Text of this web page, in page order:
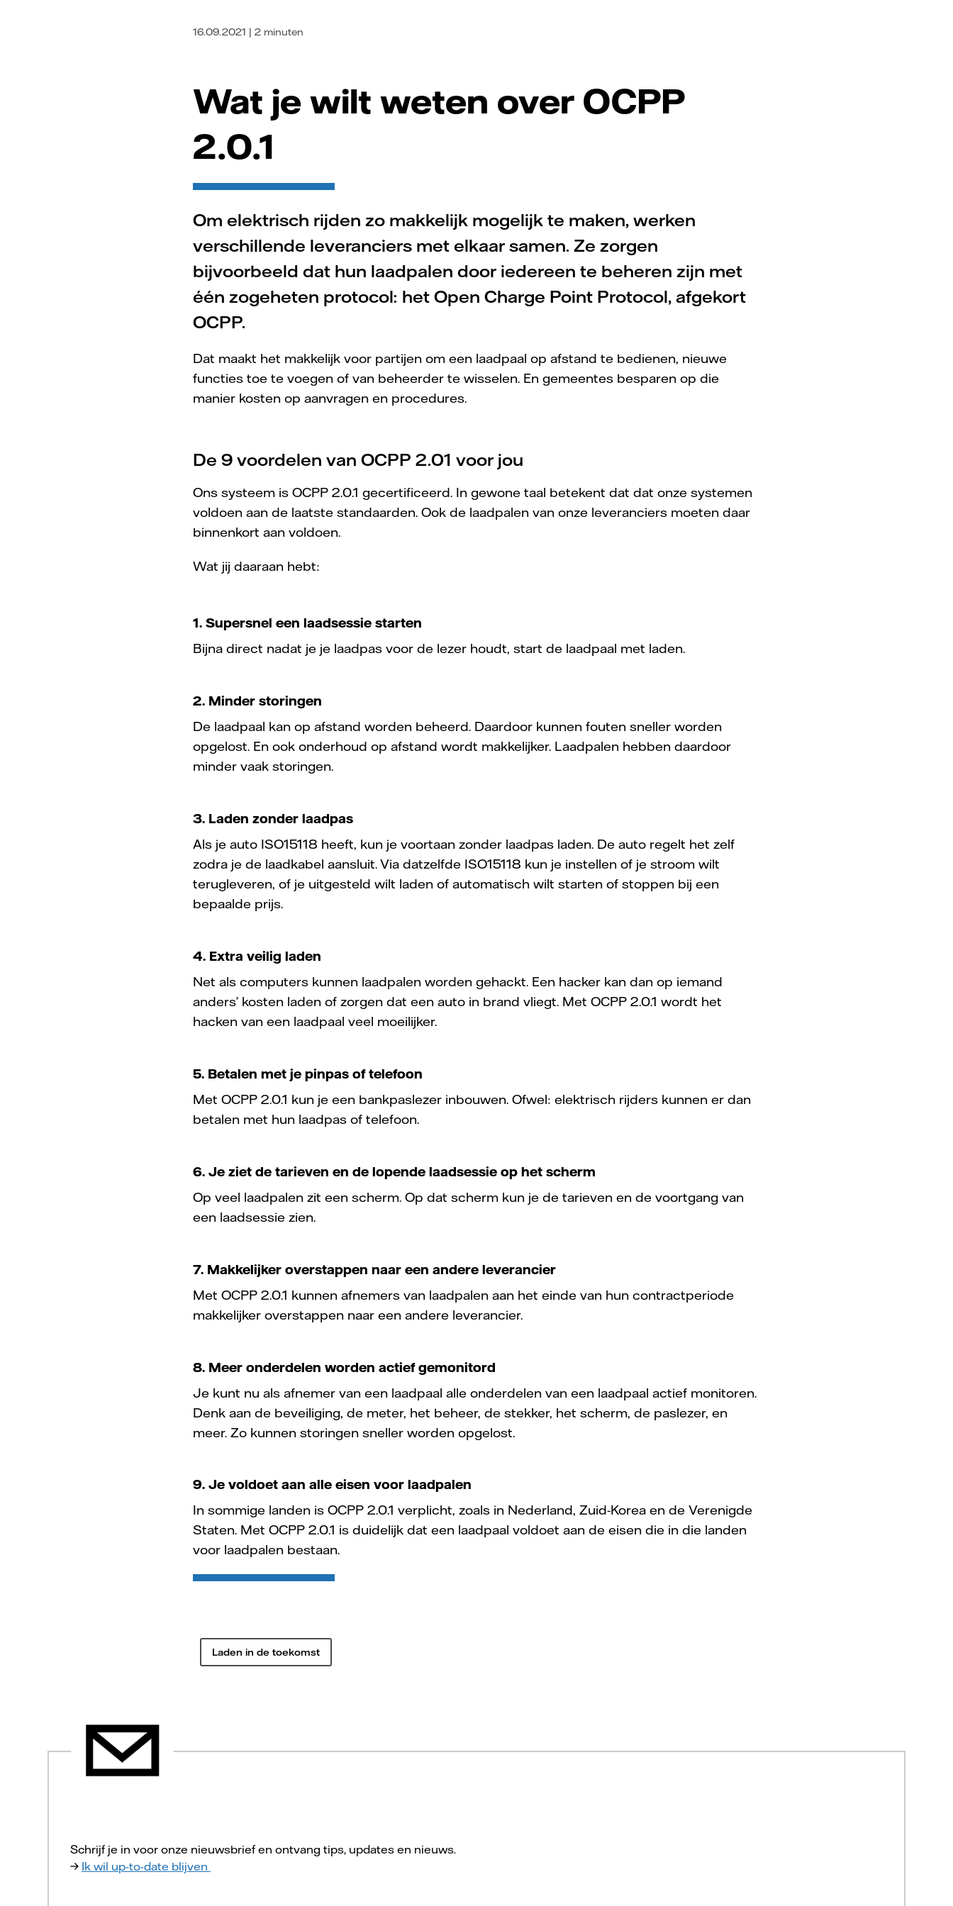
16.09.2021 | 2 minuten
Wat je wilt weten over OCPP
2.0.1
Om elektrisch rijden zo makkelijk mogelijk te maken, werken
verschillende leveranciers met elkaar samen. Ze zorgen
bijvoorbeeld dat hun laadpalen door iedereen te beheren zijn met
één zogeheten protocol: het Open Charge Point Protocol, afgekort
OCPP.
Dat maakt het makkelijk voor partijen om een laadpaal op afstand te bedienen, nieuwe
functies toe te voegen of van beheerder te wisselen. En gemeentes besparen op die
manier kosten op aanvragen en procedures.
De 9 voordelen van OCPP 2.01 voor jou
Ons systeem is OCPP 2.0.1 gecertificeerd. In gewone taal betekent dat dat onze systemen
voldoen aan de laatste standaarden. Ook de laadpalen van onze leveranciers moeten daar
binnenkort aan voldoen.
Wat jij daaraan hebt:
1. Supersnel een laadsessie starten
Bijna direct nadat je je laadpas voor de lezer houdt, start de laadpaal met laden.
2. Minder storingen
De laadpaal kan op afstand worden beheerd. Daardoor kunnen fouten sneller worden
opgelost. En ook onderhoud op afstand wordt makkelijker. Laadpalen hebben daardoor
minder vaak storingen.
3. Laden zonder laadpas
Als je auto ISO15118 heeft, kun je voortaan zonder laadpas laden. De auto regelt het zelf
zodra je de laadkabel aansluit. Via datzelfde ISO15118 kun je instellen of je stroom wilt
terugleveren, of je uitgesteld wilt laden of automatisch wilt starten of stoppen bij een
bepaalde prijs.
4. Extra veilig laden
Net als computers kunnen laadpalen worden gehackt. Een hacker kan dan op iemand
anders’ kosten laden of zorgen dat een auto in brand vliegt. Met OCPP 2.0.1 wordt het
hacken van een laadpaal veel moeilijker.
5. Betalen met je pinpas of telefoon
Met OCPP 2.0.1 kun je een bankpaslezer inbouwen. Ofwel: elektrisch rijders kunnen er dan
betalen met hun laadpas of telefoon.
6. Je ziet de tarieven en de lopende laadsessie op het scherm
Op veel laadpalen zit een scherm. Op dat scherm kun je de tarieven en de voortgang van
een laadsessie zien.
7. Makkelijker overstappen naar een andere leverancier
Met OCPP 2.0.1 kunnen afnemers van laadpalen aan het einde van hun contractperiode
makkelijker overstappen naar een andere leverancier.
8. Meer onderdelen worden actief gemonitord
Je kunt nu als afnemer van een laadpaal alle onderdelen van een laadpaal actief monitoren.
Denk aan de beveiliging, de meter, het beheer, de stekker, het scherm, de paslezer, en
meer. Zo kunnen storingen sneller worden opgelost.
9. Je voldoet aan alle eisen voor laadpalen
In sommige landen is OCPP 2.0.1 verplicht, zoals in Nederland, Zuid-Korea en de Verenigde
Staten. Met OCPP 2.0.1 is duidelijk dat een laadpaal voldoet aan de eisen die in die landen
voor laadpalen bestaan.
Laden in de toekomst
Schrijf je in voor onze nieuwsbrief en ontvang tips, updates en nieuws.
Ik wil up-to-date blijven